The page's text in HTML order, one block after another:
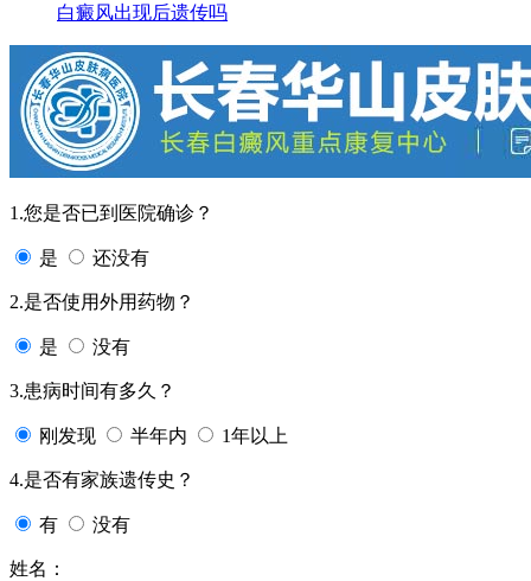
白癜风出现后遗传吗
1.您是否已到医院确诊？
是 还没有
2.是否使用外用药物？
是 没有
3.患病时间有多久？
刚发现 半年内 1年以上
4.是否有家族遗传史？
有 没有
姓名：